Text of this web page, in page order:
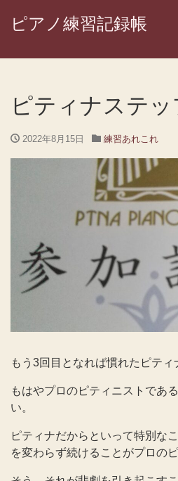
ピアノ練習記録帳
ピティナステ
2022年8月15日 練習あれこれ
もう3回目となれば慣れたピティ
もはやプロのピティニストであ
い。
ピティナだからといって特別な
を変わらず続けることがプロの